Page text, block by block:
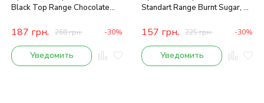
Black Top Range Chocolate
187 грн. 268грн. -30%
Уведомить
Standart Range Burnt Sugar, 50
157 грн. 225грн. -30%
Уведомить